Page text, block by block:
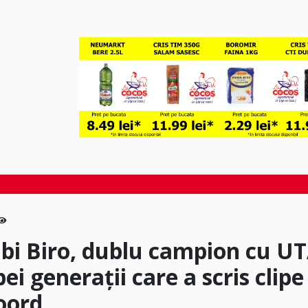
Biro, dublu campion cu
generații care a scris clipe